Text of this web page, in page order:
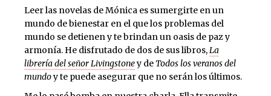
Leer las novelas de Mónica es sumergirte en un
mundo de bienestar en el que los problemas del
mundo se detienen y te brindan un oasis de paz y
armonía. He disfrutado de dos de sus libros,La
librería del señor Livingstoney de Todos los veranos del
mundoy te puede asegurar que no serán los últimos.